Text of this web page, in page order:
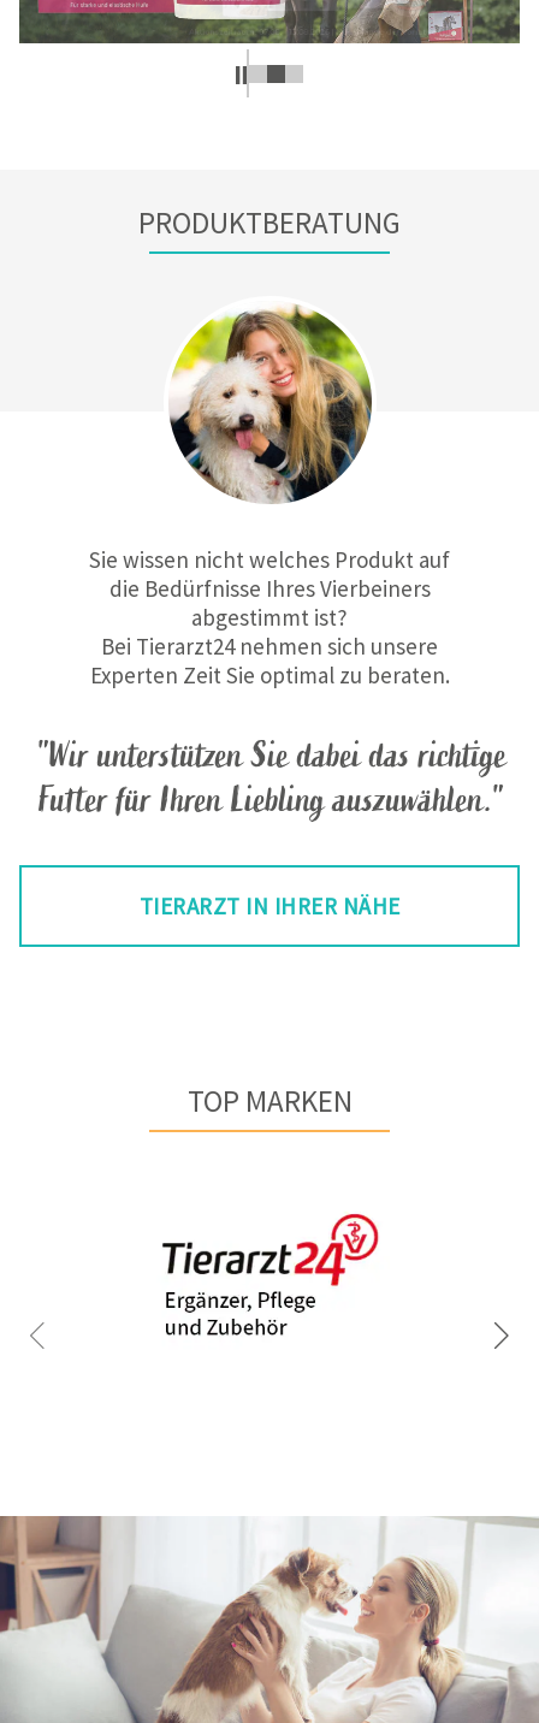
PRODUKTBERATUNG
"Wir unterstützen Sie dabei das richtige
Futter für Ihren Liebling auszuwählen."
Sie wissen nicht welches Produkt auf
die Bedürfnisse Ihres Vierbeiners
abgestimmt ist?
Bei Tierarzt24 nehmen sich unsere
Experten Zeit Sie optimal zu beraten.
TIERARZT IN IHRER NÄHE
TOP MARKEN